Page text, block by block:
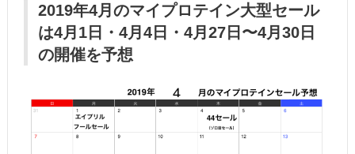
2019年4月のマイプロテイン大型セール
は4月1日・4月4日・4月27日〜4月30日
の開催を予想